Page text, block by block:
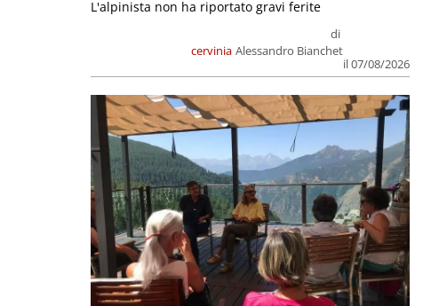
cervinia
di
Alessandro Bianchet
il 07/08/2026
L'alpinista non ha riportato gravi ferite